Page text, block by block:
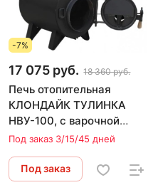
-7%
17 075 руб. 18 360 руб.
Печь отопительная
КЛОНДАЙК ТУЛИНКА
НВУ-100, с варочной
поверхностью (100 м.куб.)
Под заказ 3/15/45 дней
Под заказ